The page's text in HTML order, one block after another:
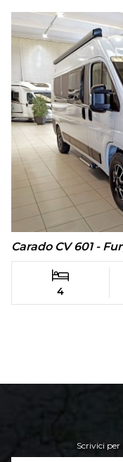
Carado CV 601 -
4
Scrivici